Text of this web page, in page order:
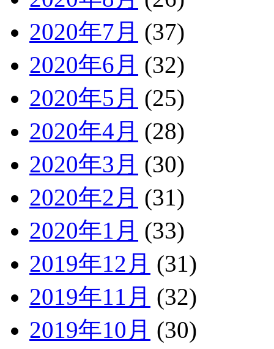
2020年7月 (37)
2020年6月 (32)
2020年5月 (25)
2020年4月 (28)
2020年3月 (30)
2020年2月 (31)
2020年1月 (33)
2019年12月 (31)
2019年11月 (32)
2019年10月 (30)